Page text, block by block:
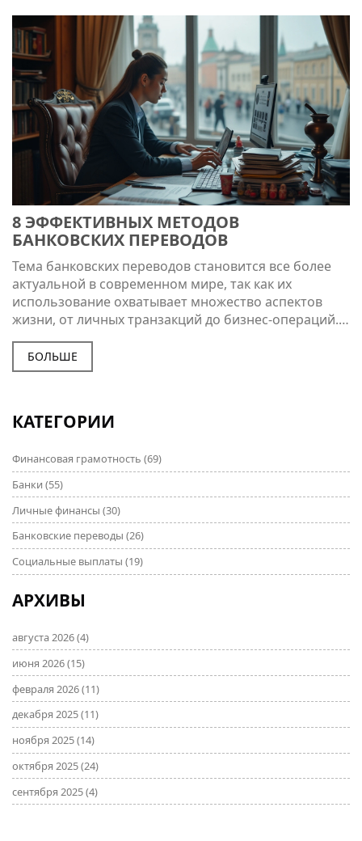
8 ЭФФЕКТИВНЫХ МЕТОДОВ
БАНКОВСКИХ ПЕРЕВОДОВ
Тема банковских переводов становится все более
актуальной в современном мире, так как их
использование охватывает множество аспектов
жизни, от личных транзакций до бизнес-операций. В
статье описываются различные методы банковских
переводов, включая их преимущества и недостатки.
Рассматриваются вопросы безопасности, скорости
выборе подходящего метода перевода. Будут
избегать, чтобы минимизировать риски при работе
с денежными средствами.
БОЛЬШЕ
КАТЕГОРИИ
Финансовая грамотность (69)
Банки (55)
Личные финансы (30)
Банковские переводы (26)
Социальные выплаты (19)
АРХИВЫ
августа 2026(4)
июня 2026(15)
февраля 2026(11)
декабря 2025(11)
ноября 2025(14)
октября 2025(24)
сентября 2025(4)